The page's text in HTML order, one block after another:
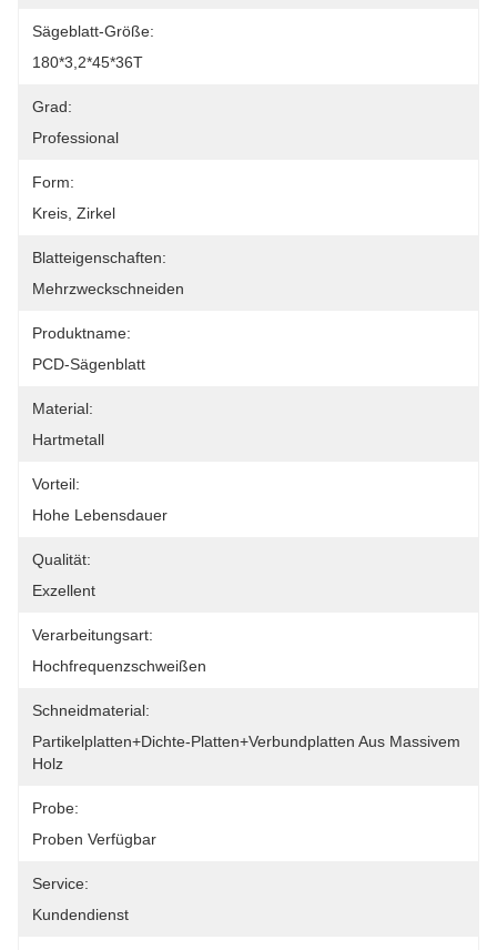
Sägeblatt-Größe:
180*3,2*45*36T
Grad:
Professional
Form:
Kreis, Zirkel
Blatteigenschaften:
Mehrzweckschneiden
Produktname:
PCD-Sägenblatt
Material:
Hartmetall
Vorteil:
Hohe Lebensdauer
Qualität:
Exzellent
Verarbeitungsart:
Hochfrequenzschweißen
Schneidmaterial:
Partikelplatten+Dichte-Platten+Verbundplatten Aus Massivem
Holz
Probe:
Proben Verfügbar
Service:
Kundendienst